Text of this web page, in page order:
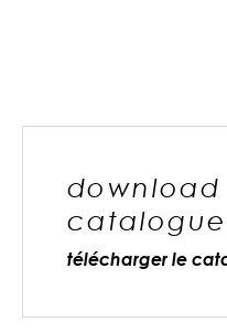
download
catalogue
télécharger le